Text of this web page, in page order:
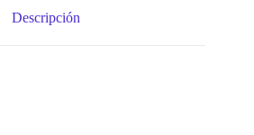
Descripción